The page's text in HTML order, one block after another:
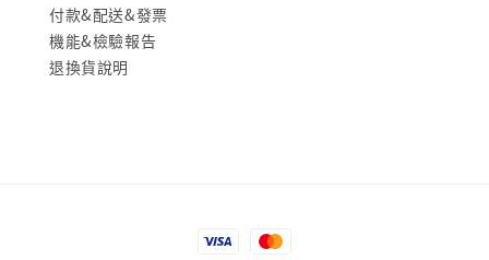
付款&配送&發票
機能&檢驗報告
退換貨說明